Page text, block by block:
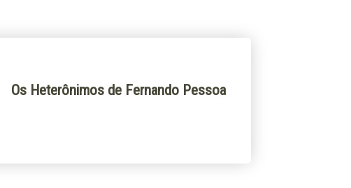
Os Heterônimos de Fernando Pessoa